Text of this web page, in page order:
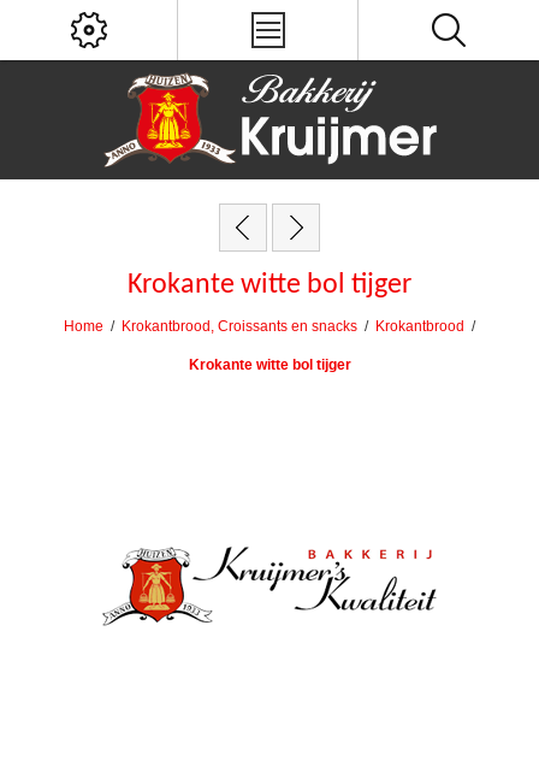
Krokante witte bol tijger
Home / Krokantbrood, Croissants en snacks / Krokantbrood /
Krokante witte bol tijger